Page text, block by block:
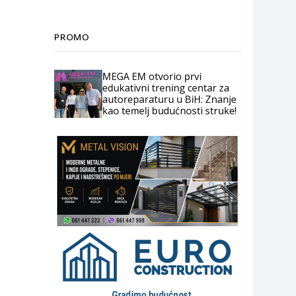
PROMO
MEGA EM otvorio prvi
edukativni trening centar za
autoreparaturu u BiH: Znanje
kao temelj budućnosti struke!